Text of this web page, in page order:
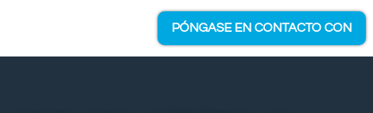
PÓNGASE EN CONTACTO CON